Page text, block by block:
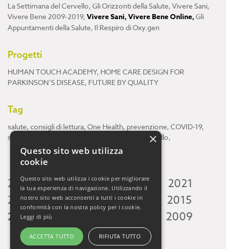
La Settimana del Cervello, Gli Orizzonti della Salute, Vivere Sani,
Vivere Bene 2009-2019, Vivere Sani, Vivere Bene Online,Gli
Appuntamenti della Salute, Il Respiro di Oxy.gen
Progetti
HUMAN TOUCH ACADEMY, HOME CARE DESIGN FOR
PARKINSON’S DISEASE, FUTURE BY QUALITY
Tag
salute, consigli di lettura, One Health, prevenzione, COVID-19,
scienza
cervello,
2026 2025 2024 2023 2022
2021
2020 2019 2018 2017 2016
2015
2014 2013 2009
×
Questo sito web utilizza
cookie
Questo sito web utilizza i cookie per migliorare
la tua esperienza di navigazione. Utilizzando il
nostro sito web acconsenti a tutti i cookie in
conformità con la nostra policy per i cookie.
Leggi di più
ACCETTA TUTTO RIFIUTA TUTTO